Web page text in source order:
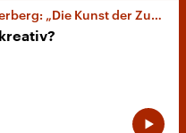
„Die Kunst der Zukunft“